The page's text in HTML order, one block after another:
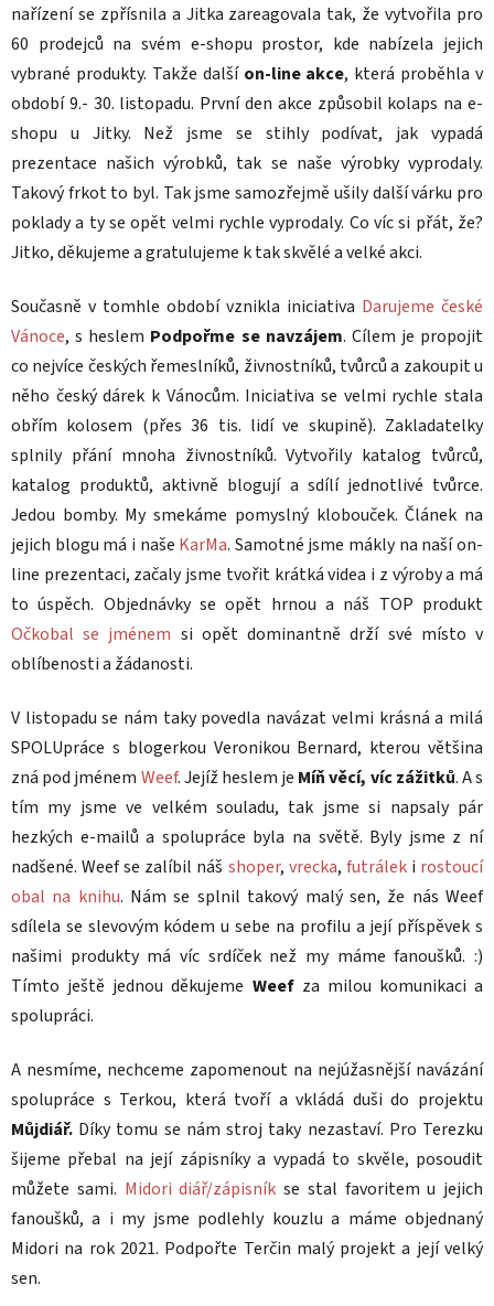
nařízení se zpřísnila a Jitka zareagovala tak, že vytvořila pro
60 prodejců na svém e-shopu prostor, kde nabízela jejich
vybrané produkty. Takže další on-line akce, která proběhla v
období 9.- 30. listopadu. První den akce způsobil kolaps na e-
shopu u Jitky. Než jsme se stihly podívat, jak vypadá
prezentace našich výrobků, tak se naše výrobky vyprodaly.
Takový frkot to byl. Tak jsme samozřejmě ušily další várku pro
poklady a ty se opět velmi rychle vyprodaly. Co víc si přát, že?
Jitko, děkujeme a gratulujeme k tak skvělé a velké akci.
Současně v tomhle období vznikla iniciativa Darujeme české
Vánoce, s heslem Podpořme se navzájem. Cílem je propojit
co nejvíce českých řemeslníků, živnostníků, tvůrců a zakoupit u
něho český dárek k Vánocům. Iniciativa se velmi rychle stala
obřím kolosem (přes 36 tis. lidí ve skupině). Zakladatelky
splnily přání mnoha živnostníků. Vytvořily katalog tvůrců,
katalog produktů, aktivně blogují a sdílí jednotlivé tvůrce.
Jedou bomby. My smekáme pomyslný klobouček. Článek na
jejich blogu má i naše KarMa. Samotné jsme mákly na naší on-
line prezentaci, začaly jsme tvořit krátká videa i z výroby a má
to úspěch. Objednávky se opět hrnou a náš TOP produkt
Očkobal se jménem si opět dominantně drží své místo v
oblíbenosti a žádanosti.
V listopadu se nám taky povedla navázat velmi krásná a milá
SPOLUpráce s blogerkou Veronikou Bernard, kterou většina
zná pod jménem Weef. Jejíž heslem je Míň věcí, víc zážitků. A s
tím my jsme ve velkém souladu, tak jsme si napsaly pár
hezkých e-mailů a spolupráce byla na světě. Byly jsme z ní
nadšené. Weef se zalíbil náš shoper, vrecka, futráleki rostoucí
obal na knihu. Nám se splnil takový malý sen, že nás Weef
sdílela se slevovým kódem u sebe na profilu a její příspěvek s
našimi produkty má víc srdíček než my máme fanoušků. :)
Tímto ještě jednou děkujeme Weefza milou komunikaci a
spolupráci.
A nesmíme, nechceme zapomenout na nejúžasnější navázání
spolupráce s Terkou, která tvoří a vkládá duši do projektu
Můjdiář. Díky tomu se nám stroj taky nezastaví. Pro Terezku
šijeme přebal na její zápisníky a vypadá to skvěle, posoudit
můžete sami. Midori diář/zápisník se stal favoritem u jejich
fanoušků, a i my jsme podlehly kouzlu a máme objednaný
Midori na rok 2021. Podpořte Terčin malý projekt a její velký
sen.